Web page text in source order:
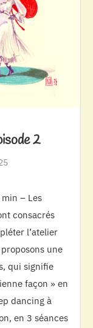
2
– Les
consacrés
l’atelier
une
qui signifie
façon » en
dancing à
en 3 séances